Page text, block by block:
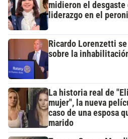
midieron el
liderazgo en el
Ricardo Lorenzetti
sobre la
La historia real de
mujer", la nueva
caso de una esposa
marido